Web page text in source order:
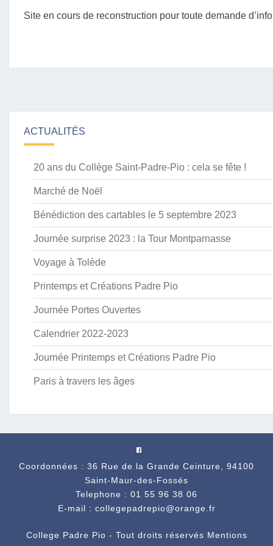
Site en cours de reconstruction pour toute demande
ACTUALITÉS
20 ans du Collège Saint-Padre-Pio : cela se fête !
Marché de Noël
Bénédiction des cartables le 5 septembre 2023
Journée surprise 2023 : la Tour Montparnasse
Voyage à Tolède
Printemps et Créations Padre Pio
Journée Portes Ouvertes
Calendrier 2022-2023
Journée Printemps et Créations Padre Pio
Paris à travers les âges
Coordonnées : 36 Rue de la Grande Ceinture, 94100
Saint-Maur-des-Fossés
Telephone : 01 55 96 38 06
E-mail : collegepadrepio@orange.fr
College Padre Pio - Tout droits réservés Mentions